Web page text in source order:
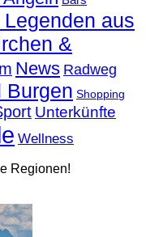
aus
&
News Radweg
Burgen Shopping
Unterkünfte
Wellness
Regionen!